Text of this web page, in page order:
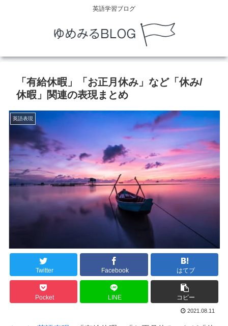
英語学習ブログ
「有給休暇」「お正月休み」など「休み/
休暇」関連の表現まとめ
英語表現
Twitter Facebook はてブ
Pocket LINE コピー
2021.08.11